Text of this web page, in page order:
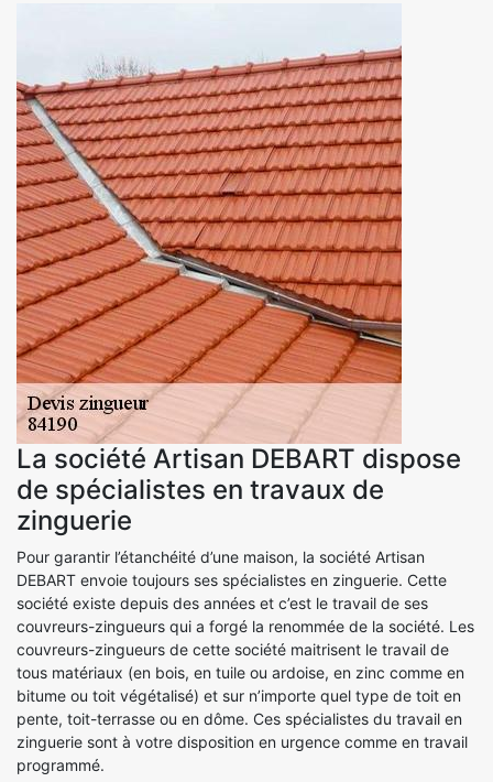
La société Artisan DEBART dispose
de spécialistes en travaux de
zinguerie
Pour garantir l’étanchéité d’une maison, la société Artisan
DEBART envoie toujours ses spécialistes en zinguerie. Cette
société existe depuis des années et c’est le travail de ses
couvreurs-zingueurs qui a forgé la renommée de la société. Les
couvreurs-zingueurs de cette société maitrisent le travail de
tous matériaux (en bois, en tuile ou ardoise, en zinc comme en
bitume ou toit végétalisé) et sur n’importe quel type de toit en
pente, toit-terrasse ou en dôme. Ces spécialistes du travail en
zinguerie sont à votre disposition en urgence comme en travail
programmé.